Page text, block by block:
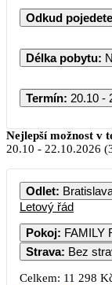
Odkud pojedete
Délka pobytu:
Termín: 20.10 -
PO
5
Nejlepší možnost v
20.10 - 22.10.2026
Odlet:
Letový řád
Pokoj: FAMILY
Strava: Bez
Celkem: 11 298